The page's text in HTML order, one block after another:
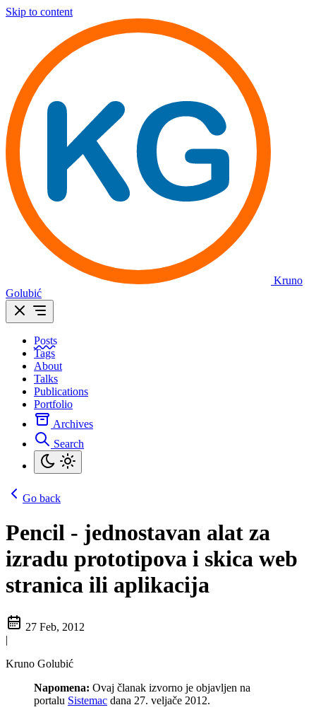
Skip to content
Kruno
Golubić
Posts
Tags
About
Talks
Publications
Portfolio
Archives
Search
Go back
Pencil - jednostavan alat za
izradu prototipova i skica web
stranica ili aplikacija
27 Feb, 2012
|
Kruno Golubić
Napomena: Ovaj članak izvorno je objavljen na
portalu Sistemac dana 27. veljače 2012.